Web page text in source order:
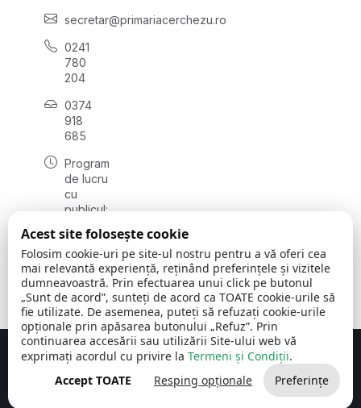
secretar@primariacerchezu.ro
0241
780
204
0374
918
685
Program
de lucru
cu
publicul:
08:00 -
16:30
, vineri:
08:00 -
14:00
Comuna Cerchezu © 2026Toate drepturile rezervate
Concept realizat de Big Media Relații Publice SRL
Acest site folosește cookie
Folosim cookie-uri pe site-ul nostru pentru a vă oferi cea
mai relevantă experiență, reținând preferințele și vizitele
dumneavoastră. Prin efectuarea unui click pe butonul
„Sunt de acord”, sunteți de acord ca TOATE cookie-urile să
fie utilizate. De asemenea, puteți să refuzați cookie-urile
opționale prin apăsarea butonului „Refuz”. Prin
continuarea accesării sau utilizării Site-ului web vă
exprimați acordul cu privire la Termeni și Condiții.
Accept TOATE
Resping opționale Preferințe